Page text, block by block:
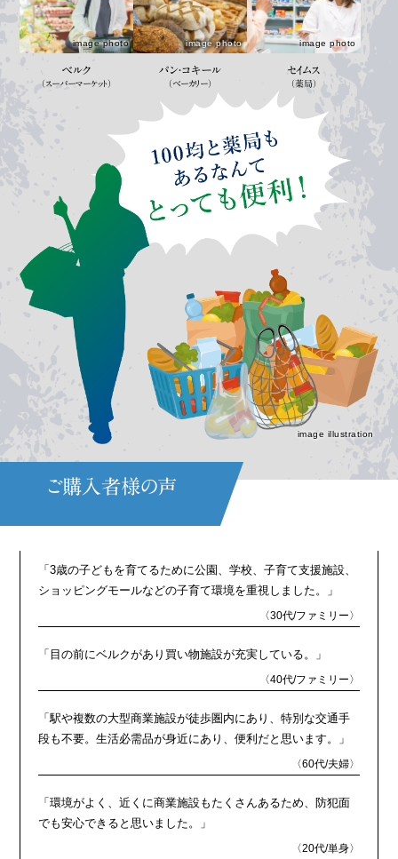
image illustration
image photo
ベルク
（スーパーマーケット）
image photo
パン・コキール
（ベーカリー）
image photo
セイムス
（薬局）
ご購入者様の声
「3歳の子どもを育てるために公園、学校、子育て支援施設、
ショッピングモールなどの子育て環境を重視しました。」
〈30代/ファミリー〉
「目の前にベルクがあり買い物施設が充実している。」
〈40代/ファミリー〉
「駅や複数の大型商業施設が徒歩圏内にあり、特別な交通手
段も不要。生活必需品が身近にあり、便利だと思います。」
〈60代/夫婦〉
「環境がよく、近くに商業施設もたくさんあるため、防犯面
でも安心できると思いました。」
〈20代/単身〉